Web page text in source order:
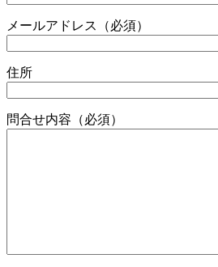
メールアドレス （必須）
住所
問合せ内容 （必須）